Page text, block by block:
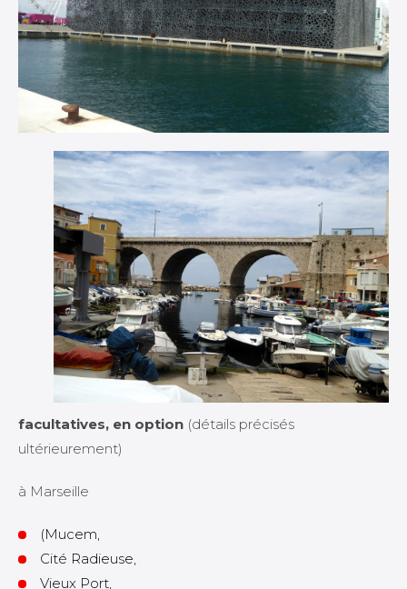
facultatives, en option (détails précisés
ultérieurement)
à Marseille
(Mucem,
Cité Radieuse,
Vieux Port,